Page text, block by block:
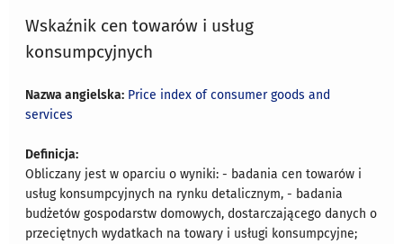
Wskaźnik cen towarów i usług
konsumpcyjnych
Nazwa angielska: Price index of consumer goods and
services
Definicja:
Obliczany jest w oparciu o wyniki: - badania cen towarów i
usług konsumpcyjnych na rynku detalicznym, - badania
budżetów gospodarstw domowych, dostarczającego danych o
przeciętnych wydatkach na towary i usługi konsumpcyjne;